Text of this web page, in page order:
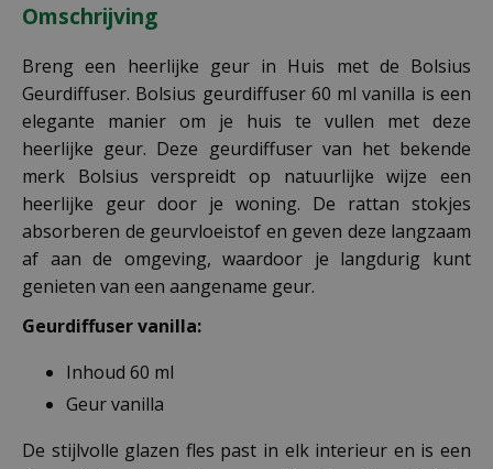
Omschrijving
Breng een heerlijke geur in Huis met de Bolsius
Geurdiffuser. Bolsius geurdiffuser 60 ml vanilla is een
elegante manier om je huis te vullen met deze
heerlijke geur. Deze geurdiffuser van het bekende
merk Bolsius verspreidt op natuurlijke wijze een
heerlijke geur door je woning. De rattan stokjes
absorberen de geurvloeistof en geven deze langzaam
af aan de omgeving, waardoor je langdurig kunt
genieten van een aangename geur.
Geurdiffuser vanilla:
Inhoud 60 ml
Geur vanilla
De stijlvolle glazen fles past in elk interieur en is een